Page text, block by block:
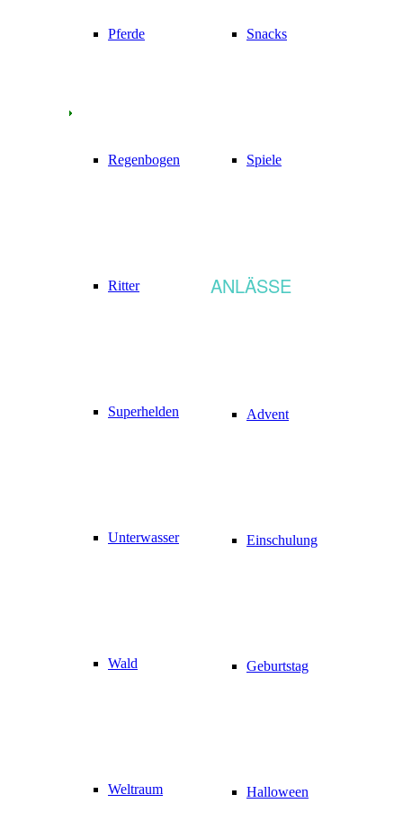
Pferde
Regenbogen
Ritter
Superhelden
Unterwasser
Wald
Weltraum
Snacks
Spiele
ANLÄSSE
Advent
Einschulung
Geburtstag
Halloween